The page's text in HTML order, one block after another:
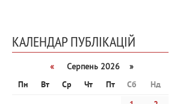
КАЛЕНДАР ПУБЛІКАЦІЙ
«
Серпень 2026 »
Пн
Вт Ср Чт Пт Сб
Нд